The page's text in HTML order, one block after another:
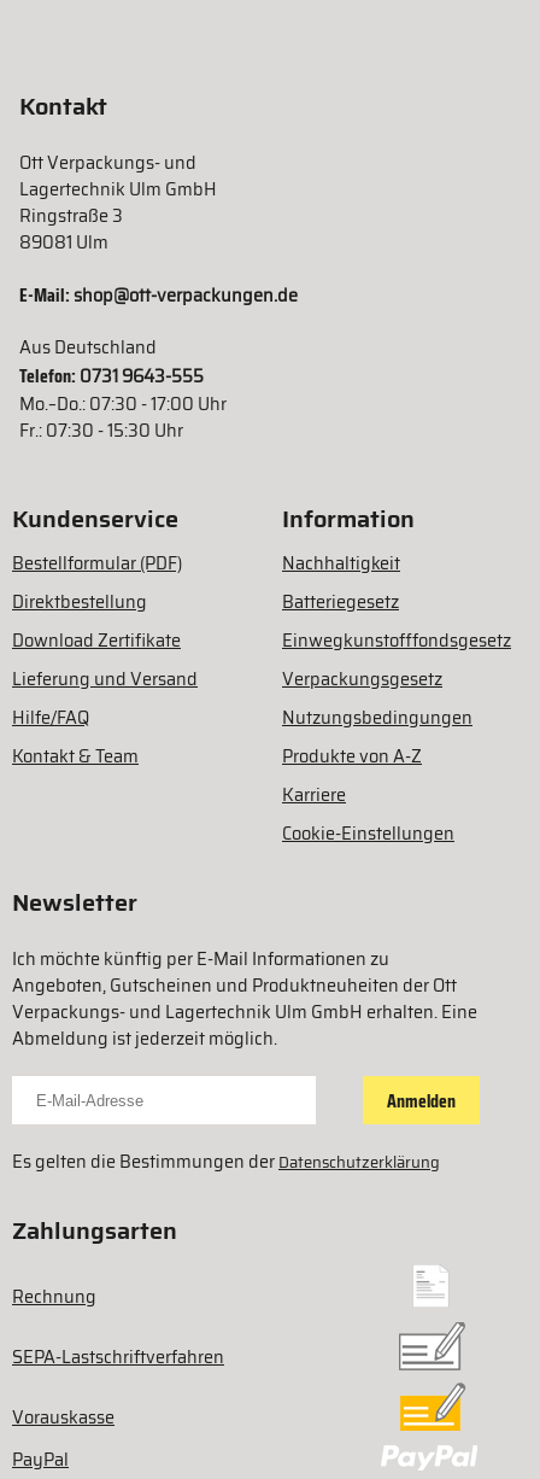
Kontakt
Ott Verpackungs- und
Lagertechnik Ulm GmbH
Ringstraße 3
89081 Ulm
E-Mail:shop@ott-verpackungen.de
Aus Deutschland
Telefon: 0731 9643-555
Mo.–Do.: 07:30 - 17:00 Uhr
Fr.: 07:30 - 15:30 Uhr
Kundenservice
Bestellformular (PDF)
Direktbestellung
Download Zertifikate
Lieferung und Versand
Hilfe/FAQ
Kontakt & Team
Information
Nachhaltigkeit
Batteriegesetz
Einwegkunstofffondsgesetz
Verpackungsgesetz
Nutzungsbedingungen
Produkte von A-Z
Karriere
Cookie-Einstellungen
Newsletter
Ich möchte künftig per E-Mail Informationen zu
Angeboten, Gutscheinen und Produktneuheiten der Ott
Verpackungs- und Lagertechnik Ulm GmbH erhalten. Eine
Abmeldung ist jederzeit möglich.
Für Newsletter anmelden
Anmelden
Es gelten die Bestimmungen derDatenschutzerklärung
Zahlungsarten
Rechnung
SEPA-Lastschriftverfahren
Vorauskasse
PayPal